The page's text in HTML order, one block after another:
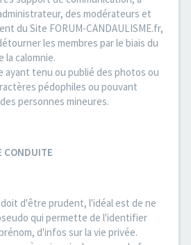
des modérateurs et
du Site FORUM-CANDAULISME.fr,
les membres par le biais du
la calomnie.
ayant tenu ou publié des photos ou
pédophiles ou pouvant
personnes mineures.
CONDUITE
d'être prudent, l'idéal est de ne
qui permette de l'identifier
d'infos sur la vie privée.